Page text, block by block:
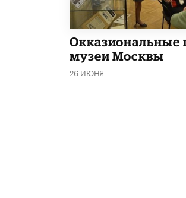
​Окказиональные
музеи Москвы
26 ИЮНЯ